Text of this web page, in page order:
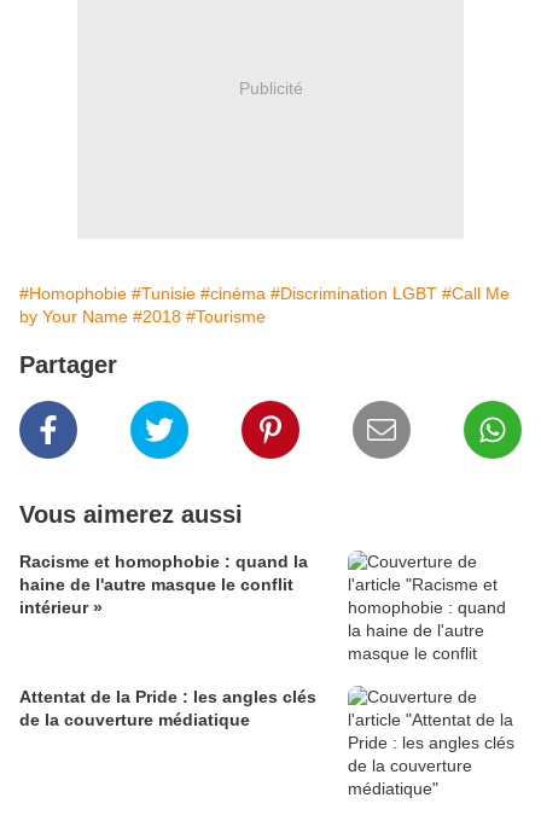
Publicité
#Homophobie #Tunisie #cinéma #Discrimination LGBT #Call Me
by Your Name #2018 #Tourisme
Partager
Vous aimerez aussi
Racisme et homophobie : quand la
haine de l'autre masque le conflit
intérieur »
Attentat de la Pride : les angles clés
de la couverture médiatique